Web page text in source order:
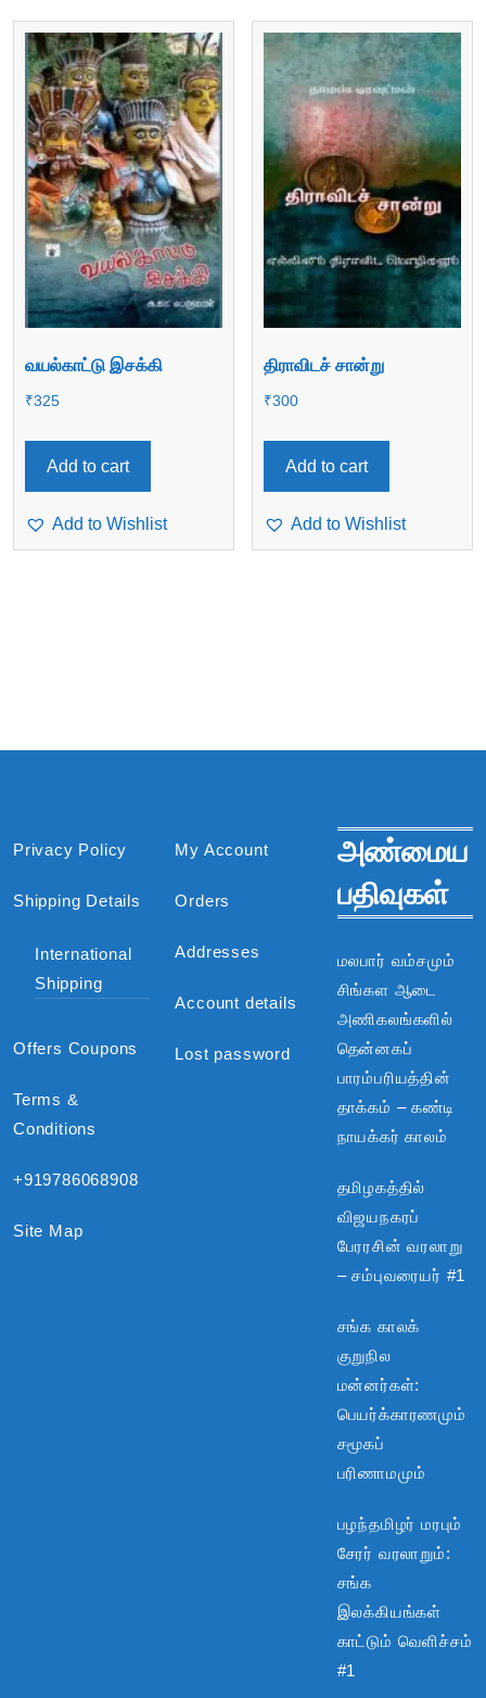
வயல்காட்டு இசக்கி
₹325
Add to cart
Add to Wishlist
திராவிடச் சான்று
₹300
Add to cart
Add to Wishlist
Privacy Policy
Shipping Details
International
Shipping
Offers Coupons
Terms &
Conditions
+919786068908
Site Map
My Account
Orders
Addresses
Account details
Lost password
அண்மைய
பதிவுகள்
மலபார் வம்சமும்
சிங்கள ஆடை
அணிகலங்களில்
தென்னகப்
பாரம்பரியத்தின்
தாக்கம் – கண்டி
நாயக்கர் காலம்
தமிழகத்தில்
விஜயநகரப்
பேரரசின் வரலாறு
– சம்புவரையர் #1
சங்க காலக்
குறுநில
மன்னர்கள்:
பெயர்க்காரணமும்
சமூகப்
பரிணாமமும்
பழந்தமிழர் மரபும்
சேரர் வரலாறும்:
சங்க
இலக்கியங்கள்
காட்டும் வெளிச்சம்
#1